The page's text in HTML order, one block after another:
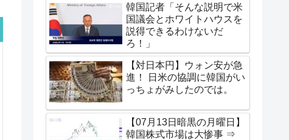
韓国記者「そんな説明で米
国議会とホワイトハウスを
説得できるわけないだ
ろ！」
【対日本円】ウォン安が急
進！ 日米の協調に韓国がい
っちょがみしたのでは。
【07月13日暗黒の月曜日】
韓国株式市場は大惨事 ⇒